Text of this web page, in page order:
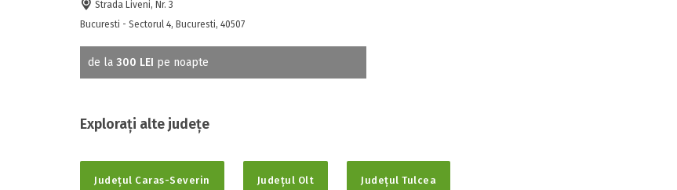
Strada Liveni, Nr. 3
Bucuresti - Sectorul 4, Bucuresti, 40507
de la 300 LEI pe noapte
Explorați alte județe
Județul Caras-Severin Județul Olt Județul Tulcea